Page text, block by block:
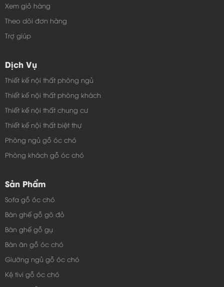
Xem giỏ hàng
Theo dõi đơn hàng
Trợ giúp
Dịch Vụ
Thiết kế nội thất phòng ngủ
Thiết kế nội thất phòng khách
Thiết kế nội thất chung cư
Thiết kế nội thất biệt thự
Phòng ngủ gỗ óc chó
Phòng khách gỗ óc chó
Sản Phẩm
Sofa gỗ óc chó
Bàn ghế gỗ gõ đỏ
Bàn ghế gỗ gụ
Bàn ăn gỗ óc chó
Giường ngủ gỗ óc chó
Kệ tivi gỗ óc chó